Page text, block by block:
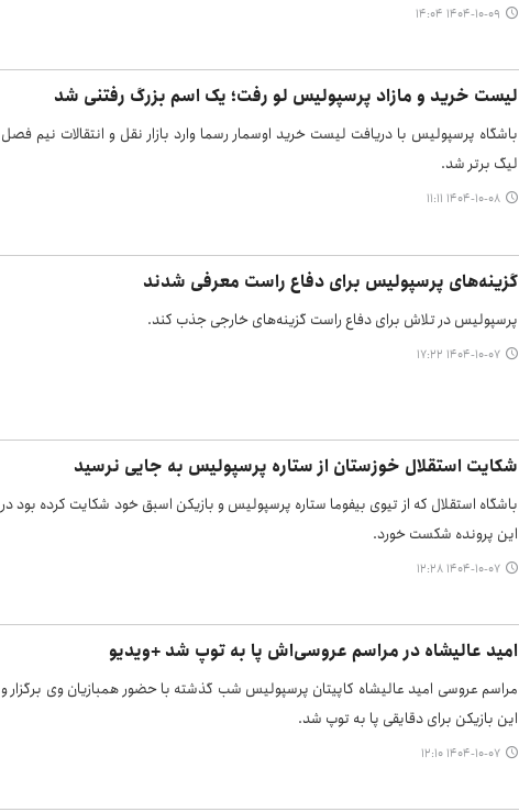
۱۴۰۴-۱۰-۰۹ ۱۴:۰۴
لیست خرید و مازاد پرسپولیس لو رفت؛ یک اسم بزرگ رفتنی شد
باشگاه پرسپولیس با دریافت لیست خرید اوسمار رسما وارد بازار نقل و انتقالات نیم فصل
لیگ برتر شد.
۱۴۰۴-۱۰-۰۸ ۱۱:۱۱
گزینه‌های پرسپولیس برای دفاع راست معرفی شدند
پرسپولیس در تلاش برای دفاع راست گزینه‌های خارجی جذب کند.
۱۴۰۴-۱۰-۰۷ ۱۷:۲۲
شکایت استقلال خوزستان از ستاره پرسپولیس به جایی نرسید
باشگاه استقلال که از تیوی بیفوما ستاره پرسپولیس و بازیکن اسبق خود شکایت کرده بود در
این پرونده شکست خورد.
۱۴۰۴-۱۰-۰۷ ۱۲:۲۸
امید عالیشاه در مراسم عروسی‌اش پا به توپ شد +ویدیو
مراسم عروسی امید عالیشاه کاپیتان پرسپولیس شب گذشته با حضور همبازیان وی برگزار و
این بازیکن برای دقایقی پا به توپ شد.
۱۴۰۴-۱۰-۰۷ ۱۲:۱۰